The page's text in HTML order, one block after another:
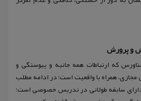
و پرورش
که ارتباطات همه جانبه و پیوستگی و
مجازی، همراه با واقعیت است؛ در ادامه مطلب
سابقه طولانی در تدریس خصوصی است؛